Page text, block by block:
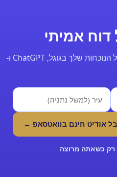
השאר את הפרטים ונחזור אליך תוך 24 שעות עם דוח אמיתי על הנוכחות שלך בגוגל, ChatGPT ו-
אודיט חינם בוואטסאפ ←